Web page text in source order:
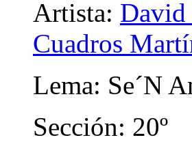
Artista: David
Cuadros
Lema: Se´N
Sección: 20º